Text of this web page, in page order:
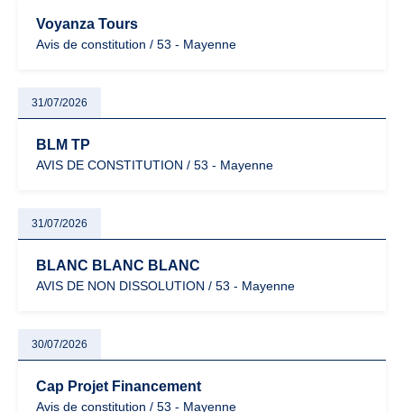
Voyanza Tours
Avis de constitution / 53 - Mayenne
31/07/2026
BLM TP
AVIS DE CONSTITUTION / 53 - Mayenne
31/07/2026
BLANC BLANC BLANC
AVIS DE NON DISSOLUTION / 53 - Mayenne
30/07/2026
Cap Projet Financement
Avis de constitution / 53 - Mayenne